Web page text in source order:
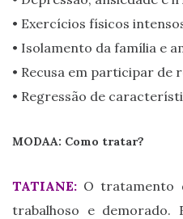
• Exercícios físicos
• Isolamento da família e
• Recusa em participar de
• Regressão de
MODAA: Como tratar?
TATIANE: O tratamento
trabalhoso e demorado.